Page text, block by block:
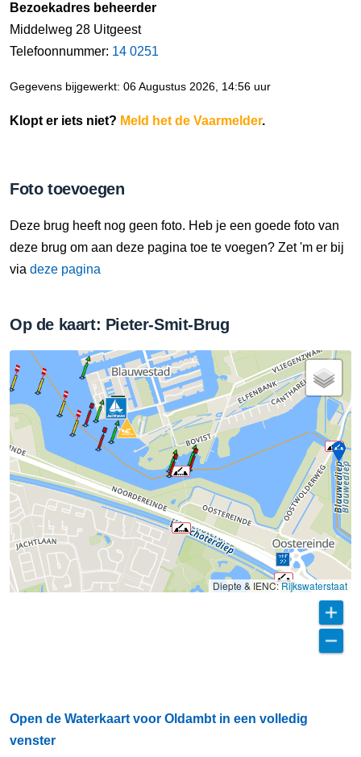
Bezoekadres beheerder
Middelweg 28 Uitgeest
Telefoonnummer: 14 0251
Gegevens bijgewerkt: 06 Augustus 2026, 14:56 uur
Klopt er iets niet? Meld het de Vaarmelder.
Foto toevoegen
Deze brug heeft nog geen foto. Heb je een goede foto van
deze brug om aan deze pagina toe te voegen? Zet 'm er bij
via deze pagina
Op de kaart: Pieter-Smit-Brug
Diepte & IENC:Rijkswaterstaat
Open de Waterkaart voor Oldambt in een volledig
venster